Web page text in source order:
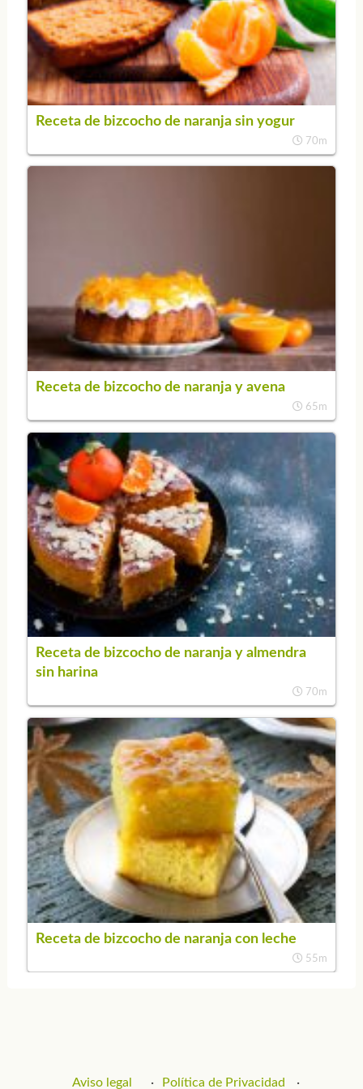
Receta de bizcocho de naranja sin yogur
70m
Receta de bizcocho de naranja y avena
65m
Receta de bizcocho de naranja y almendra
sin harina
70m
Receta de bizcocho de naranja con leche
55m
Aviso legal Política de Privacidad